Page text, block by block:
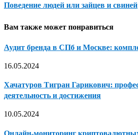
Поведение людей или зайцев и свиней
Вам также может понравиться
Аудит бренда в СПб и Москве:
16.05.2024
Хачатуров Тигран Гарикович:
деятельность и достижения
10.05.2024
Онлайн-мониторинг